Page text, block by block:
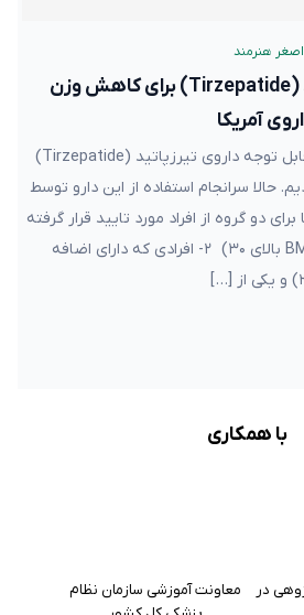
هنرمند
تایید داروی تیرزپاتید (Tirzepatide) برای کاهش وزن
آمریکا
اواخر اردیبهشت از نتایج قابل توجه داروی تیرزپاتید (Tirzepatide)
سرانجام استفاده از این دارو توسط
دو گروه از افراد مورد تایید قرار گرفته
است: ۱- افراد چاق (دارای BMI بالای ۳۰) ۲- افرادی که دارای اضافه
با همکاری
در
معاونت آموزشی سازمان نظام